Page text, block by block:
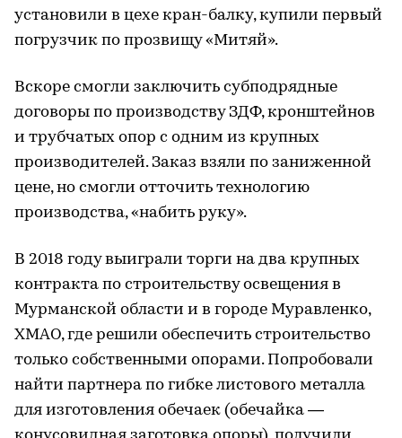
установили в цехе кран-балку, купили первый
погрузчик по прозвищу «Митяй».
Вскоре смогли заключить субподрядные
договоры по производству ЗДФ, кронштейнов
и трубчатых опор с одним из крупных
производителей. Заказ взяли по заниженной
цене, но смогли отточить технологию
производства, «набить руку».
В 2018 году выиграли торги на два крупных
контракта по строительству освещения в
Мурманской области и в городе Муравленко,
ХМАО, где решили обеспечить строительство
только собственными опорами. Попробовали
найти партнера по гибке листового металла
для изготовления обечаек (обечайка —